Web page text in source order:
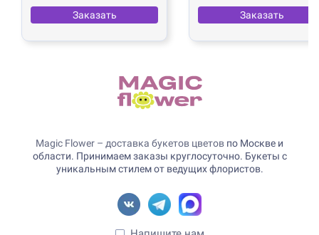
Заказать Заказать
Magic Flower – доставка букетов цветов по Москве и
области. Принимаем заказы круглосуточно. Букеты с
уникальным стилем от ведущих флористов.